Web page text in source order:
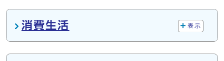
メインメニュー
消費生活 表示